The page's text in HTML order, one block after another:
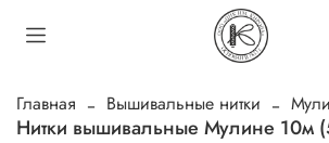
Главная Вышивальные нитки
Нитки вышивальные Мулине 10м